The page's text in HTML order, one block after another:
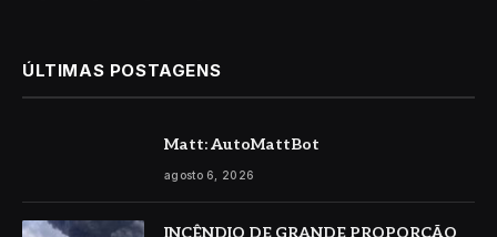
ÚLTIMAS POSTAGENS
Matt: AutoMattBot
agosto 6, 2026